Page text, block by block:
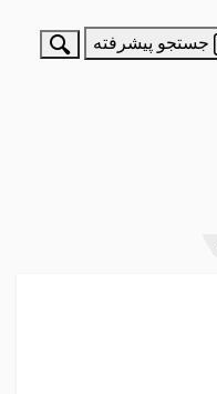
جستجو پیشرفته